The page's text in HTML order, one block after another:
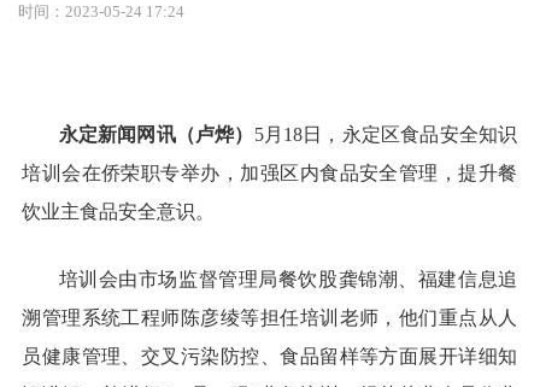
时间：2023-05-24 17:24
永定新闻网讯（卢烨） 5月18日，永定区食品安全知识
培训会在侨荣职专举办，加强区内食品安全管理，提升餐
饮业主食品安全意识。
培训会由市场监督管理局餐饮股龚锦潮、福建信息追
溯管理系统工程师陈彦绫等担任培训老师，他们重点从人
员健康管理、交叉污染防控、食品留样等方面展开详细知